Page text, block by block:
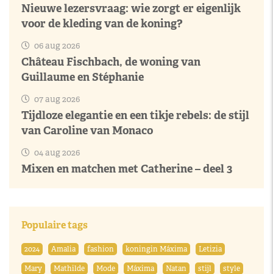
Nieuwe lezersvraag: wie zorgt er eigenlijk
voor de kleding van de koning?
06 aug 2026
Château Fischbach, de woning van
Guillaume en Stéphanie
07 aug 2026
Tijdloze elegantie en een tikje rebels: de stijl
van Caroline van Monaco
04 aug 2026
Mixen en matchen met Catherine – deel 3
Populaire tags
2024 Amalia fashion koningin Máxima
Letizia
Mary
Mathilde Mode Máxima Natan stijl style